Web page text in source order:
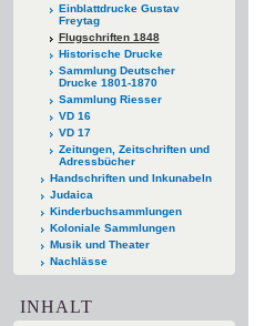
Einblattdrucke Gustav
Freytag
Flugschriften 1848
Historische Drucke
Sammlung Deutscher
Drucke 1801-1870
Sammlung Riesser
VD 16
VD 17
Zeitungen, Zeitschriften und
Adressbücher
Handschriften und Inkunabeln
Judaica
Kinderbuchsammlungen
Koloniale Sammlungen
Musik und Theater
Nachlässe
INHALT